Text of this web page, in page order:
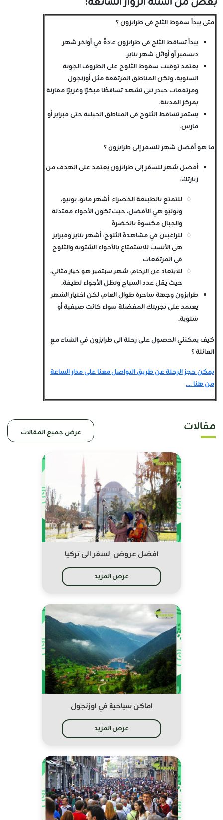
متى يبدأ سقوط الثلج في طرابزون ؟
يبدأ تساقط الثلج في طرابزون عادةً في أواخر شهر
ديسمبر أو أوائل شهر يناير.
يعتمد توقيت سقوط الثلوج على الظروف الجوية
السنوية، ولكن المناطق المرتفعة مثل أوزنجول
ومرتفعات حيدر نبي تشهد تساقطًا مبكرًا وغزيرًا مقارنة
بمركز المدينة.
يستمر تساقط الثلوج في المناطق الجبلية حتى فبراير أو
مارس.
ما هو أفضل شهر للسفر إلى طرابزون ؟
أفضل شهر للسفر إلى طرابزون يعتمد على الهدف من
زيارتك:
للتمتع بالطبيعة الخضراء: أشهر مايو، يونيو،
ويوليو هي الأفضل، حيث تكون الأجواء معتدلة
والجبال مكسوة بالخضرة.
للراغبين في مشاهدة الثلوج: أشهر يناير وفبراير
هي الأنسب للاستمتاع بالأجواء الشتوية والثلوج
في المرتفعات.
للابتعاد عن الزحام: شهر سبتمبر هو خيار مثالي،
حيث يقل عدد السياح وتظل الأجواء لطيفة.
طرابزون وجهة ساحرة طوال العام، لكن اختيار الشهر
يعتمد على تجربتك المفضلة سواء كانت صيفية أو
شتوية.
كيف يمكنني الحصول على رحلة الى طرابزون في الشتاء مع
العائلة ؟
يمكن حجز الرحلة عن طريق التواصل معنا على مدار الساعة
من هنا ....
مقالات عرض جميع المقالات
افضل عروض السفر الى تركيا
عرض المزيد
اماكن سياحية في اوزنجول
عرض المزيد